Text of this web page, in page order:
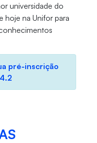
universidade do
hoje na Unifor para
pré-inscrição